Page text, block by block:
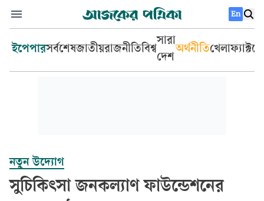
En
ইপেপারসর্বশেষজাতীয়রাজনীতিবিশ্ব
সারা
দেশ
অর্থনীতিখেলা
নতুন উদ্যোগ
সুচিকিৎসা জনকল্যাণ ফাউন্ডেশনের